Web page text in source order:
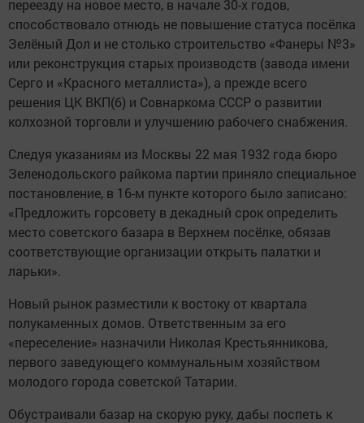
переезду на новое место, в начале 30-х годов,
способствовало отнюдь не повышение статуса посёлка
Зелёный Дол и не столько строительство «Фанеры №3»
или реконструкция старых производств (завода имени
Серго и «Красного металлиста»), а прежде всего
решения ЦК ВКП(б) и Совнаркома СССР о развитии
колхозной торговли и улучшению рабочего снабжения.
Следуя указаниям из Москвы 22 мая 1932 года бюро
Зеленодольского райкома партии приняло специальное
постановление, в 16-м пункте которого было записано:
«Предложить горсовету в декадный срок определить
место советского базара в Верхнем посёлке, обязав
соответствующие организации открыть палатки и
ларьки».
Новый рынок разместили к востоку от квартала
полукаменных домов. Ответственным за его
«переселение» назначили Николая Крестьянникова,
первого заведующего коммунальным хозяйством
молодого города советской Татарии.
Обустраивали базар на скорую руку, дабы поспеть к